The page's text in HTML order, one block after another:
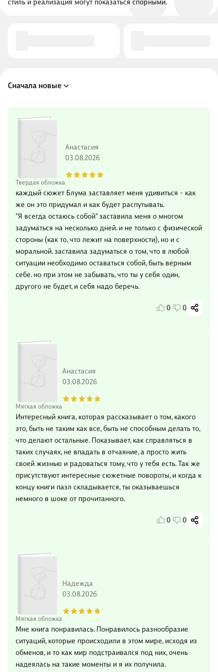
стиль и реализация могут показаться спорными.
Сначала новые
Твердая обложка
Анастасия
03.08.2026
каждый сюжет Блума заставляет меня удивиться - как
же он это придумал и как будет распутывать.
"Я всегда остаюсь собой" заставила меня о многом
задуматься на несколько дней. и не только с физической
стороны (как то, что лежит на поверхности), но и с
моральной. заставила задуматься о том, что в любой
ситуации необходимо оставаться собой, быть верным
себе. но при этом не забывать, что ты у себя один,
другого не будет, и себя надо беречь.
0 0
Мягкая обложка
Анастасия
03.08.2026
Интересный книга, которая рассказывает о том, какого
это, быть не таким как все, быть не способным делать то,
что делают остальные. Показывает, как справляться в
таких случаях, не впадать в отчаяние, а просто жить
своей жизнью и радоваться тому, что у тебя есть. Так же
присутствуют интересные сюжетные повороты, и когда к
концу книги пазл складывается, ты оказываешься
немного в шоке от прочитанного.
0 0
Мягкая обложка
Надежда
03.08.2026
Мне книга понравилась. Понравилось разнообразие
ситуаций, которые происходили в этом мире, исходя из
обменов, и то как мир подстраивался под них, очень
надеялась на такие моменты и я их получила.